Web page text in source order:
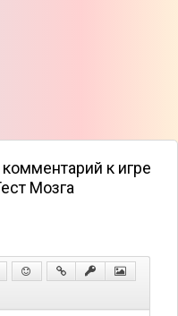
к игре
Мозга